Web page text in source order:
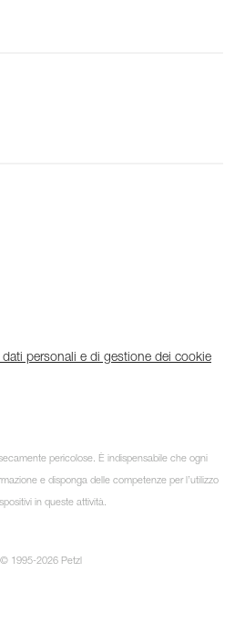
personali e di gestione dei cookie
pericolose. È indispensabile che ogni
e disponga delle competenze per l’utilizzo
in queste attività.
© 1995-2026 Petzl